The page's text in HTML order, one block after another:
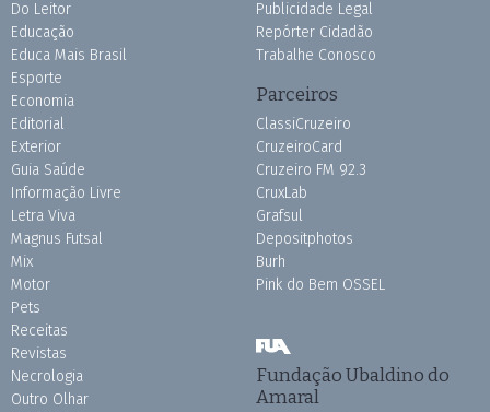
Do Leitor
Educação
Educa Mais Brasil
Esporte
Economia
Editorial
Exterior
Guia Saúde
Informação Livre
Letra Viva
Magnus Futsal
Mix
Motor
Pets
Receitas
Revistas
Necrologia
Outro Olhar
Publicidade Legal
Repórter Cidadão
Trabalhe Conosco
Parceiros
ClassiCruzeiro
CruzeiroCard
Cruzeiro FM 92.3
CruxLab
Grafsul
Depositphotos
Burh
Pink do Bem OSSEL
Fundação Ubaldino do
Amaral